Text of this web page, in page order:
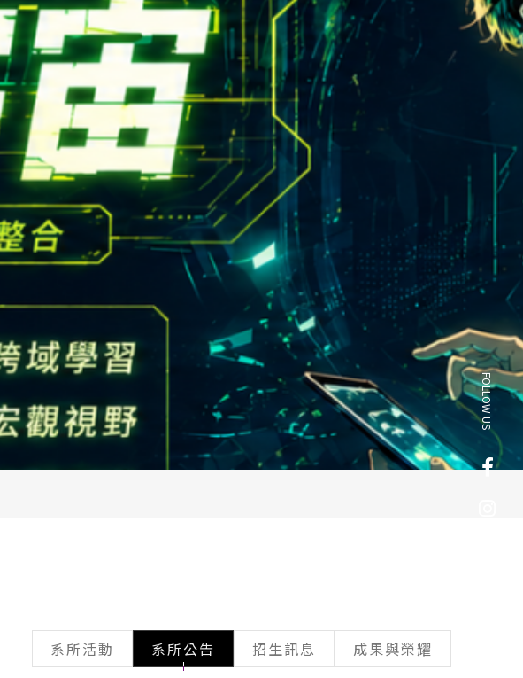
CONTACT
Email：cldept@saturn.yzu.edu.tw
校本部電話：+886-3-4638800 #2706,2707
地址：桃園市中壢區遠東路 135 號  元智五館 6 樓
FOLLOW US
系所活動 系所公告 招生訊息 成果與榮耀